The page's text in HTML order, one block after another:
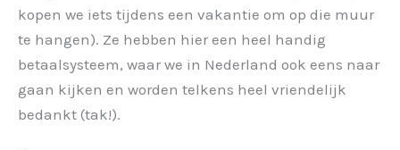
kopen we iets tijdens een vakantie om op die muur
te hangen). Ze hebben hier een heel handig
betaalsysteem, waar we in Nederland ook eens naar
gaan kijken en worden telkens heel vriendelijk
bedankt (tak!).